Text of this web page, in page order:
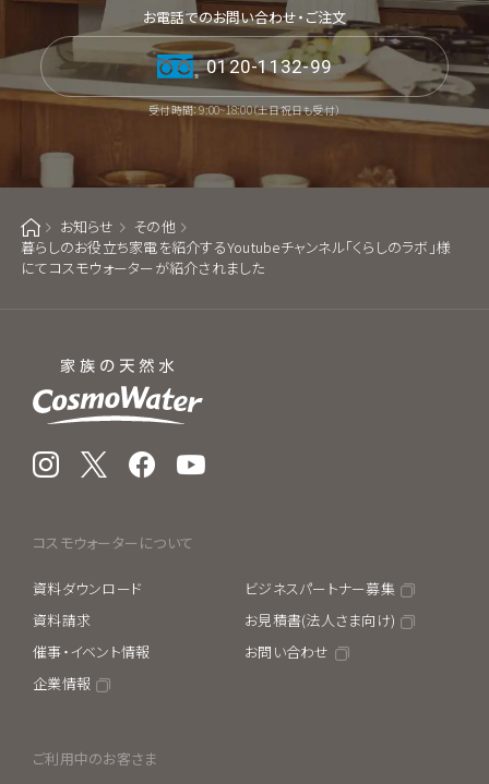
お電話でのお問い合わせ・ご注文
0120-1132-99
受付時間：9:00~18:00（土日祝日も受付）
ホーム
お知らせ
その他
暮らしのお役立ち家電を紹介するYoutubeチャンネル「くらしのラボ」様
にてコスモウォーターが紹介されました
Instagram Facebook
コスモウォーターについて
資料ダウンロード
資料請求
催事・イベント情報
企業情報
ビジネスパートナー募集
お見積書(法人さま向け)
お問い合わせ
ご利用中のお客さま